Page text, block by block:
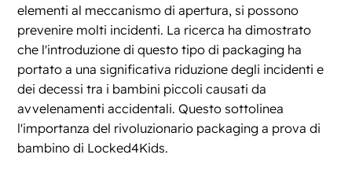
elementi al meccanismo di apertura, si possono
prevenire molti incidenti. La ricerca ha dimostrato
che l'introduzione di questo tipo di packaging ha
portato a una significativa riduzione degli incidenti e
dei decessi tra i bambini piccoli causati da
avvelenamenti accidentali. Questo sottolinea
l'importanza del rivoluzionario packaging a prova di
bambino di Locked4Kids.